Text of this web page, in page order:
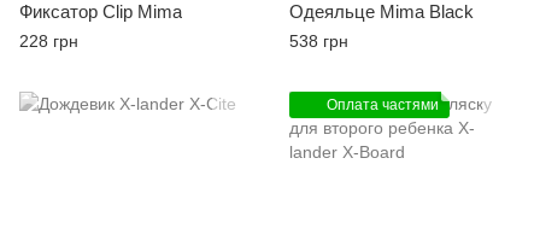
Фиксатор Clip Mima
228 грн
Одеяльце Mima Black
538 грн
Оплата частями